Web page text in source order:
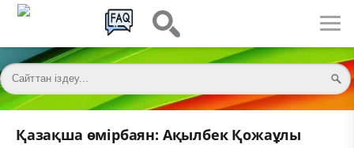
Қазақша өмірбаян: Ақылбек Қожаұлы